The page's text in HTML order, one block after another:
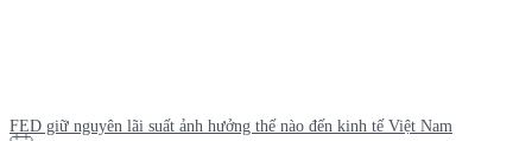
FED giữ nguyên lãi suất ảnh hưởng thế nào đến kinh tế Việt Nam